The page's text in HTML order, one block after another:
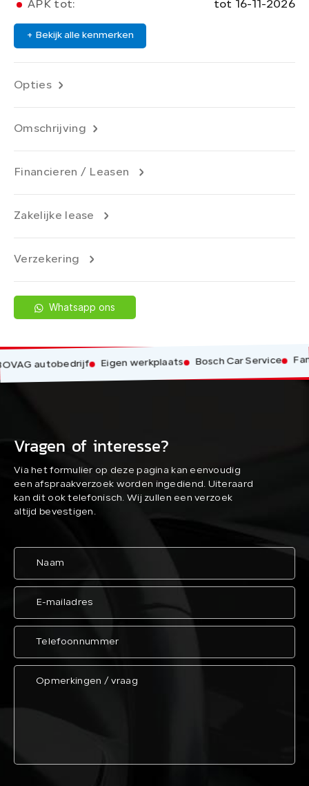
APK tot:
tot 16-11-2026
+ Bekijk alle kenmerken
Opties
Omschrijving
Financieren / Leasen
Zakelijke lease
Verzekering
Whatsapp ons
autobedrijf Eigen werkplaats Bosch Car Service
Vragen of interesse?
Via het formulier op deze pagina kan eenvoudig
een afspraakverzoek worden ingediend. Uiteraard
kan dit ook telefonisch. Wij zullen een verzoek
altijd bevestigen.